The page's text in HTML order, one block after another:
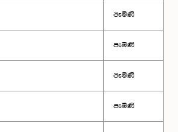
පැමිණි
පැමිණි
පැමිණි
පැමිණි